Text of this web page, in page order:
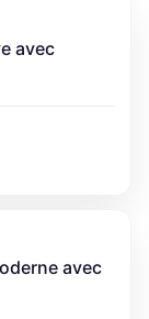
avec
avec